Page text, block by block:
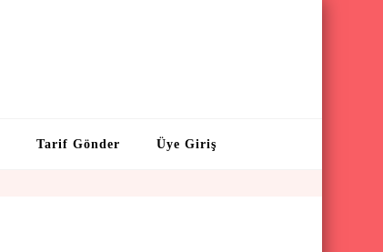
Tarif Gönder Üye Giriş